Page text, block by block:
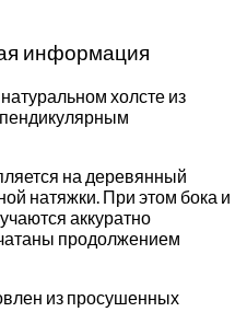
информация
холсте из
на деревянный
натяжки. При этом бока и
аккуратно
продолжением
из просушенных